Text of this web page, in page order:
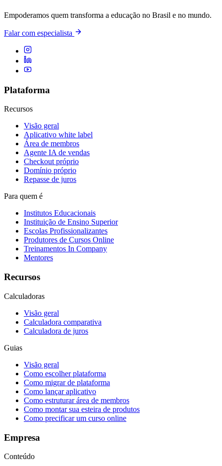
Empoderamos quem transforma a educação no Brasil e no mundo.
Falar com especialista
Plataforma
Recursos
Visão geral
Aplicativo white label
Área de membros
Agente IA de vendas
Checkout próprio
Domínio próprio
Repasse de juros
Para quem é
Institutos Educacionais
Instituição de Ensino Superior
Escolas Profissionalizantes
Produtores de Cursos Online
Treinamentos In Company
Mentores
Recursos
Calculadoras
Visão geral
Calculadora comparativa
Calculadora de juros
Guias
Visão geral
Como escolher plataforma
Como migrar de plataforma
Como lançar aplicativo
Como estruturar área de membros
Como montar sua esteira de produtos
Como precificar um curso online
Empresa
Conteúdo